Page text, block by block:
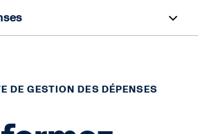
DE GESTION DES DÉPENSES